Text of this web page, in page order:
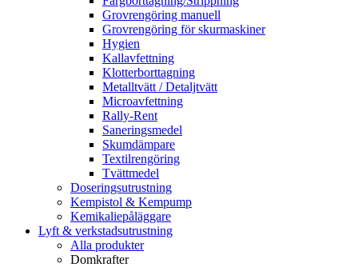
Grovrengöring manuell
Grovrengöring för skurmaskiner
Hygien
Kallavfettning
Klotterborttagning
Metalltvätt / Detaljtvätt
Microavfettning
Rally-Rent
Saneringsmedel
Skumdämpare
Textilrengöring
Tvättmedel
Doseringsutrustning
Kempistol & Kempump
Kemikaliepåläggare
Lyft & verkstadsutrustning
Alla produkter
Domkrafter